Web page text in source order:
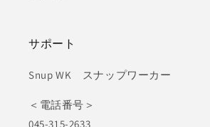
サポート
Snup WK スナップワーカー
＜電話番号＞
045-315-2633